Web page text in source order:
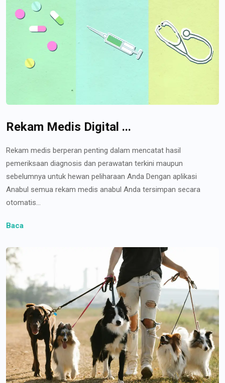
Rekam Medis Digital ...
Rekam medis berperan penting dalam mencatat hasil
pemeriksaan diagnosis dan perawatan terkini maupun
sebelumnya untuk hewan peliharaan Anda Dengan aplikasi
Anabul semua rekam medis anabul Anda tersimpan secara
otomatis...
Baca